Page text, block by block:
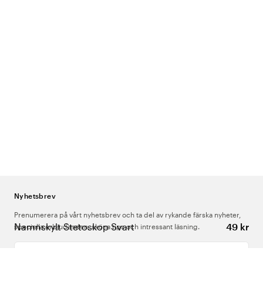
Namnskylt Stetoskop Svart 49 kr
Nyhetsbrev
Prenumerera på vårt nyhetsbrev och ta del av rykande färska nyheter,
speciella erbjudanden, sköna tips och intressant läsning.
Ange din e-postadress